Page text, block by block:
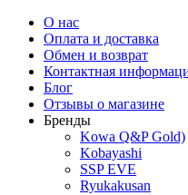
О нас
Оплата и доставка
Обмен и возврат
Контактная
Блог
Отзывы о магазине
Бренды
Kowa Q&P Gold)
Kobayashi
SSP EVE
Ryukakusan